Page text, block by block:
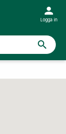
Logga in